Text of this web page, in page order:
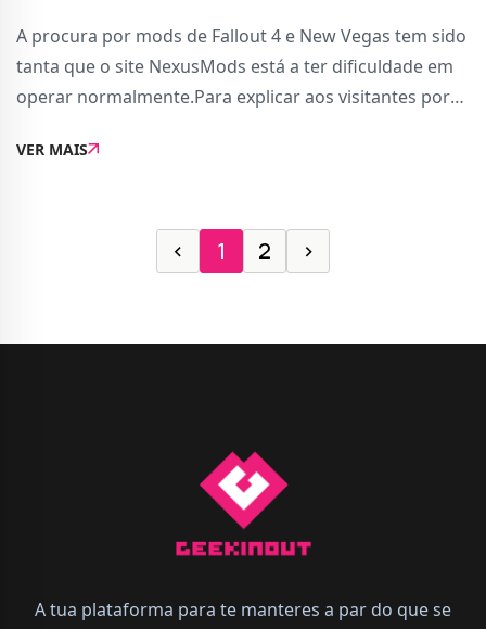
A procura por mods de Fallout 4 e New Vegas tem sido
tanta que o site NexusMods está a ter dificuldade em
operar normalmente.Para explicar aos visitantes por
degradada (particularmente a veloc...
VER MAIS
‹ 1 2 ›
A tua plataforma para te manteres a par do que se